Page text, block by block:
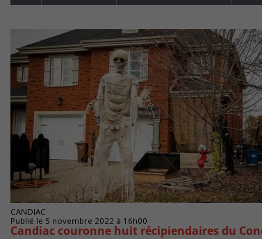
CANDIAC
Publié le 5 novembre 2022 à 16h00
Candiac couronne huit récipiendaires du